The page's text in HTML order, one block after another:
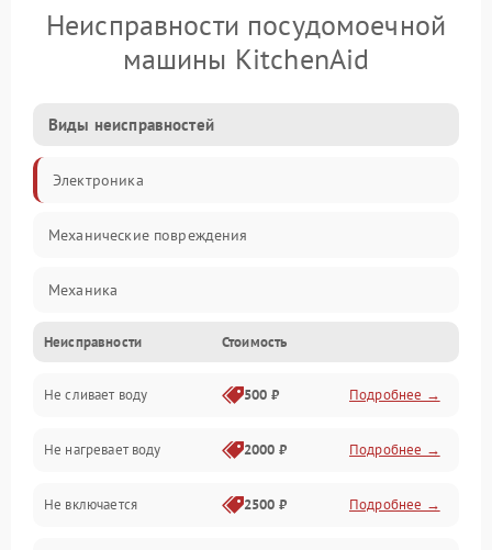
Неисправности посудомоечной
машины KitchenAid
Виды неисправностей
Электроника
Механические повреждения
Механика
Управление
Электропитание
Датчики
Нагрев
Неисправности Стоимость
Не сливает воду 500 ₽ Подробнее →
Не нагревает воду 2000 ₽ Подробнее →
Не включается 2500 ₽ Подробнее →